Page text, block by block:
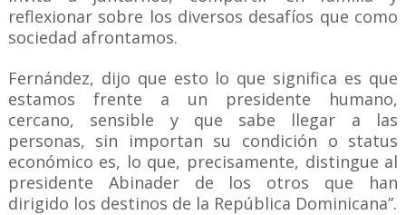
reflexionar sobre los diversos desafíos que como
sociedad afrontamos.
Fernández, dijo que esto lo que significa es que
estamos frente a un presidente humano,
cercano, sensible y que sabe llegar a las
personas, sin importan su condición o status
económico es, lo que, precisamente, distingue al
presidente Abinader de los otros que han
dirigido los destinos de la República Dominicana”.